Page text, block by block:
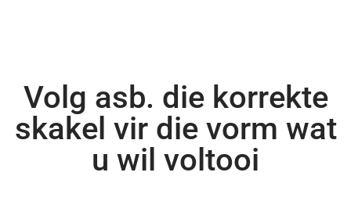
Volg asb. die korrekte
skakel vir die vorm wat
u wil voltooi